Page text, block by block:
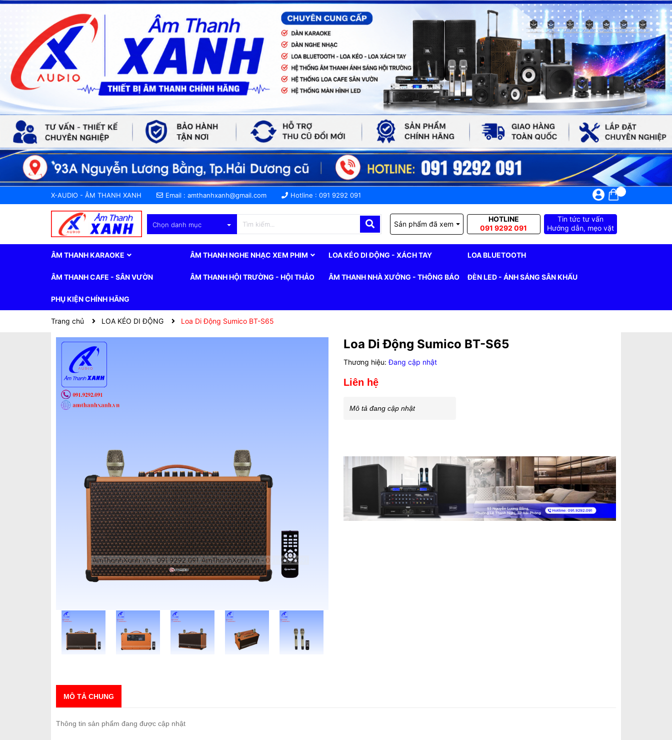
X-AUDIO - ÂM THANH XANH Email : amthanhxanh@gmail.com Hotline : 091 9292 091
Chọn danh mục Sản phẩm đã xem
HOTLINE
091 9292 091
Tin tức tư vấn
Hướng dẫn, mẹo vặt
ÂM THANH KARAOKE ÂM THANH NGHE NHẠC XEM PHIM LOA KÉO DI ĐỘNG - XÁCH TAY LOA BLUETOOTH
ÂM THANH CAFE - SÂN VƯỜN ÂM THANH HỘI TRƯỜNG - HỘI THẢO ÂM THANH NHÀ XƯỞNG - THÔNG BÁO ĐÈN LED - ÁNH SÁNG SÂN KHẤU
PHỤ KIỆN CHÍNH HÃNG
Trang chủ LOA KÉO DI ĐỘNG Loa Di Động Sumico BT-S65
Loa Di Động Sumico BT-S65
Thương hiệu: Đang cập nhật
Liên hệ
Mô tả đang cập nhật
MÔ TẢ CHUNG
Thông tin sản phẩm đang được cập nhật